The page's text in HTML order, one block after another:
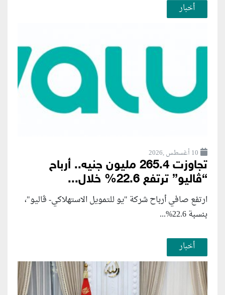
أخبار
10 أغسطس ,2026
تجاوزت 265.4 مليون جنيه.. أرباح
“ڤاليو” ترتفع 22.6% خلال...
ارتفع صافي أرباح شركة "يو للتمويل الاستهلاكي- ڤاليو"،
بنسبة 22.6%...
أخبار